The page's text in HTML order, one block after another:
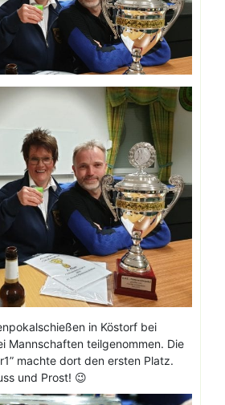
in Köstorf bei
Mannschaften teilgenommen. Die
machte dort den ersten Platz.
und Prost! 😉